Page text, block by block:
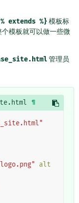
extends %} 模板标
模板就可以做一些微
管理员
¶
alt